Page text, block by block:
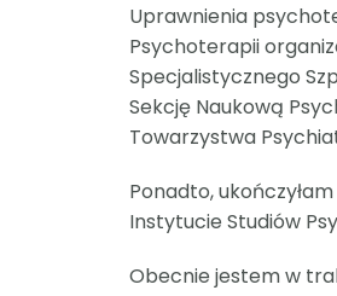
Uprawnienia
Psychoterapii
Specjalistycznego
Sekcję Naukową
Towarzystwa
Ponadto,
InstytucieStudiów
Obecnie jestem w